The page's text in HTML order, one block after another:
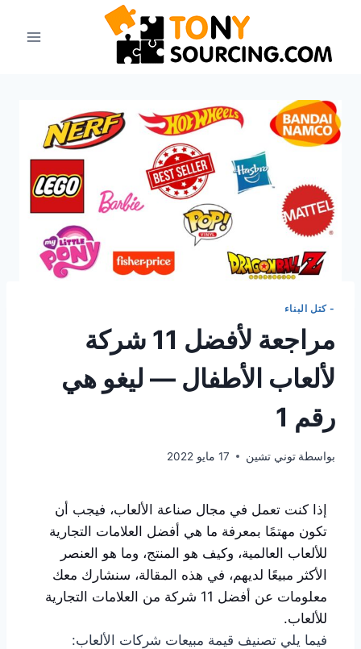
- كتل البناء
مراجعة لأفضل 11 شركة
لألعاب الأطفال — ليغو هي
رقم 1
بواسطة توني تشين 17 مايو 2022
إذا كنت تعمل في مجال صناعة الألعاب، فيجب أن
تكون مهتمًا بمعرفة ما هي أفضل العلامات التجارية
للألعاب العالمية، وكيف هو المنتج، وما هو العنصر
الأكثر مبيعًا لديهم، في هذه المقالة، سنشارك معك
معلومات عن أفضل 11 شركة من العلامات التجارية
للألعاب.
فيما يلي تصنيف قيمة مبيعات شركات الألعاب: